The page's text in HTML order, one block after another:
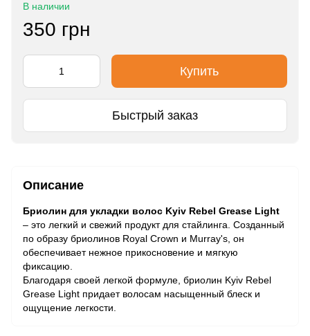
В наличии
350 грн
Купить
Быстрый заказ
Описание
Бриолин для укладки волос Kyiv Rebel Grease Light
– это легкий и свежий продукт для стайлинга. Созданный
по образу бриолинов Royal Crown и Murray's, он
обеспечивает нежное прикосновение и мягкую
фиксацию.
Благодаря своей легкой формуле, бриолин Kyiv Rebel
Grease Light придает волосам насыщенный блеск и
ощущение легкости.